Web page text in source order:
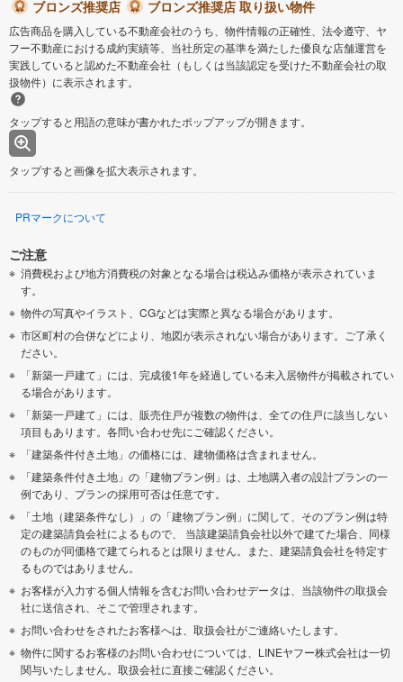
ブロンズ推奨店
ブロンズ推奨店 取り扱い物件
広告商品を購入している不動産会社のうち、物件情報の正確性、法令遵守、ヤ
フー不動産における成約実績等、当社所定の基準を満たした優良な店舗運営を
実践していると認めた不動産会社（もしくは当該認定を受けた不動産会社の取
扱物件）に表示されます。
タップすると用語の意味が書かれたポップアップが開きます。
タップすると画像を拡大表示されます。
PRマークについて
ご注意
消費税および地方消費税の対象となる場合は税込み価格が表示されていま
す。
物件の写真やイラスト、CGなどは実際と異なる場合があります。
市区町村の合併などにより、地図が表示されない場合があります。ご了承く
ださい。
「新築一戸建て」には、完成後1年を経過している未入居物件が掲載されてい
る場合があります。
「新築一戸建て」には、販売住戸が複数の物件は、全ての住戸に該当しない
項目もあります。各問い合わせ先にご確認ください。
「建築条件付き土地」の価格には、建物価格は含まれません。
「建築条件付き土地」の「建物プラン例」は、土地購入者の設計プランの一
例であり、プランの採用可否は任意です。
「土地（建築条件なし）」の「建物プラン例」に関して、そのプラン例は特
定の建築請負会社によるもので、 当該建築請負会社以外で建てた場合、同様
のものが同価格で建てられるとは限りません。また、建築請負会社を特定す
るものではありません。
お客様が入力する個人情報を含むお問い合わせデータは、当該物件の取扱会
社に送信され、そこで管理されます。
お問い合わせをされたお客様へは、取扱会社がご連絡いたします。
物件に関するお客様のお問い合わせについては、LINEヤフー株式会社は一切
関与いたしません。取扱会社に直接ご確認ください。